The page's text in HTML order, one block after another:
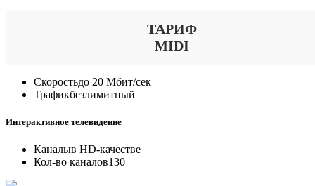
ТАРИФ
MIDI
Скоростьдо 20 Мбит/сек
Трафикбезлимитный
Интерактивное телевидение
Каналыв HD-качестве
Кол-во каналов130